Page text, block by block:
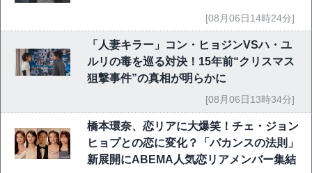
[08月06日14時24分]
「人妻キラー」コン・ヒョジンVSハ・ユ
ルリの毒を巡る対決！15年前“クリスマス
狙撃事件”の真相が明らかに
[08月06日13時34分]
橋本環奈、恋リアに大爆笑！チェ・ジョン
ヒョプとの恋に変化？「バカンスの法則」
新展開にABEMA人気恋リアメンバー集結